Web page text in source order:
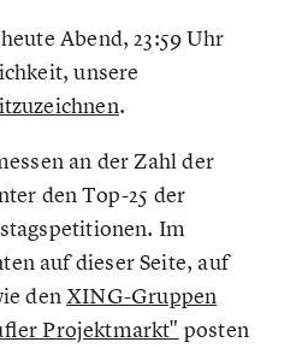
Abend, 23:59 Uhr
unsere
.
an der Zahl der
den Top-25 der
Im
auf dieser Seite, auf
denXING-Gruppen
Projektmarkt" posten